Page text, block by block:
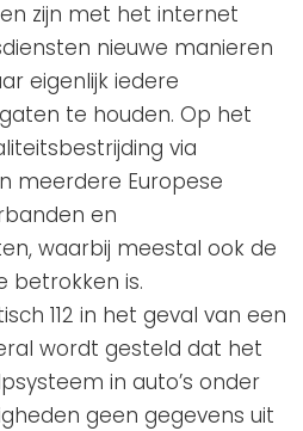
zijn met het internet
nieuwe manieren
eigenlijk iedere
te houden. Op het
via
meerdere Europese
en
waarbij meestal ook de
betrokken is.
112 in het geval van een
wordt gesteld dat het
in auto’s onder
geen gegevens uit